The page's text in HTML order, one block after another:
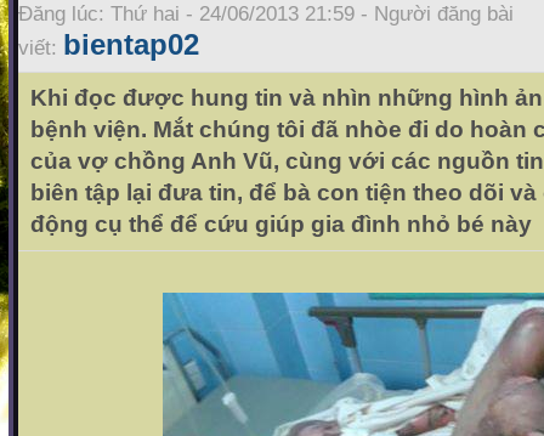
Đăng lúc: Thứ hai - 24/06/2013 21:59 - Người đăng bài
viết: bientap02
Khi đọc được hung tin và nhìn những hình
bệnh viện. Mắt chúng tôi đã nhòe đi do hoàn
của vợ chồng Anh Vũ, cùng với các nguồn
biên tập lại đưa tin, để bà con tiện theo dõi
động cụ thể để cứu giúp gia đình nhỏ bé này